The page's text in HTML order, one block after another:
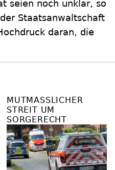
seien noch unklar, so
Staatsanwaltschaft
daran, die
MUTMASSLICHER S
TREIT UM S
ORGERECHT